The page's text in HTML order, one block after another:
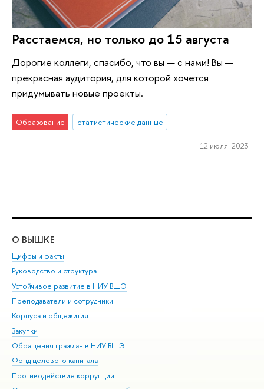
Расстаемся, но только до 15 августа
Дорогие коллеги, спасибо, что вы — с нами! Вы —
прекрасная аудитория, для которой хочется
придумывать новые проекты.
Образование статистические данные
12 июля 2023
О ВЫШКЕ
Цифры и факты
Руководство и структура
Устойчивое развитие в НИУ ВШЭ
Преподаватели и сотрудники
Корпуса и общежития
Закупки
Обращения граждан в НИУ ВШЭ
Фонд целевого капитала
Противодействие коррупции